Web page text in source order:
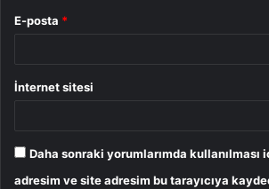
E-posta *
İnternet sitesi
Daha sonraki yorumlarımda kullanılması
adresim ve site adresim bu tarayıcıya